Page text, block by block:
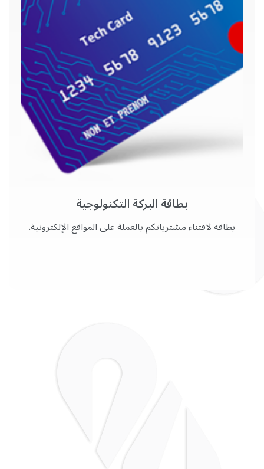
بطاقة البركة التكنولوجية
بطاقة لاقتناء مشترياتكم بالعملة على المواقع الإلكترونية.